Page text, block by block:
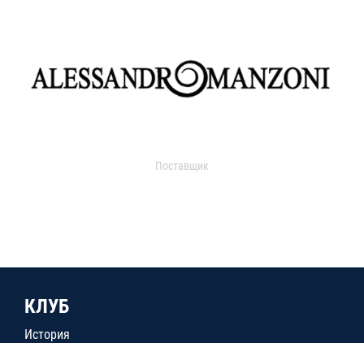
Поставщик
КЛУБ
История